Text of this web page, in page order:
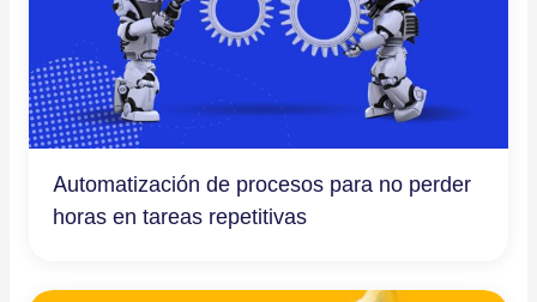
Automatización de procesos para no perder
horas en tareas repetitivas